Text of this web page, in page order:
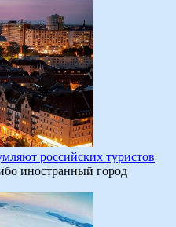
российских туристов
иностранный город